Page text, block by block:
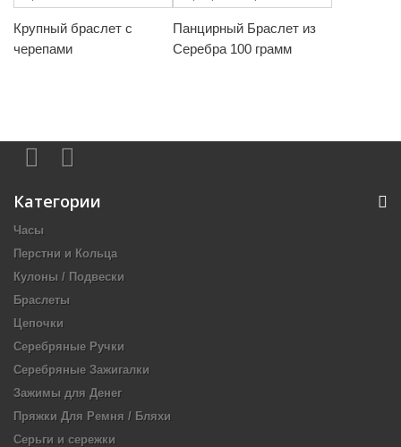
Крупный браслет с
черепами
Панцирный Браслет из
Серебра 100 грамм
Категории
Часы
Перстни и Кольца
Кулоны / Подвески
Браслеты
Цепочки
Серебряные Ручки
Серебряные Зажигалки
Зажимы для Денег
Пряжки Для Ремня / Бляхи
Серьги и сережки